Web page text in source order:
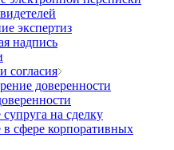
экспертиз
надпись
согласия
доверенности
супруга на сделку
в сфере корпоративных